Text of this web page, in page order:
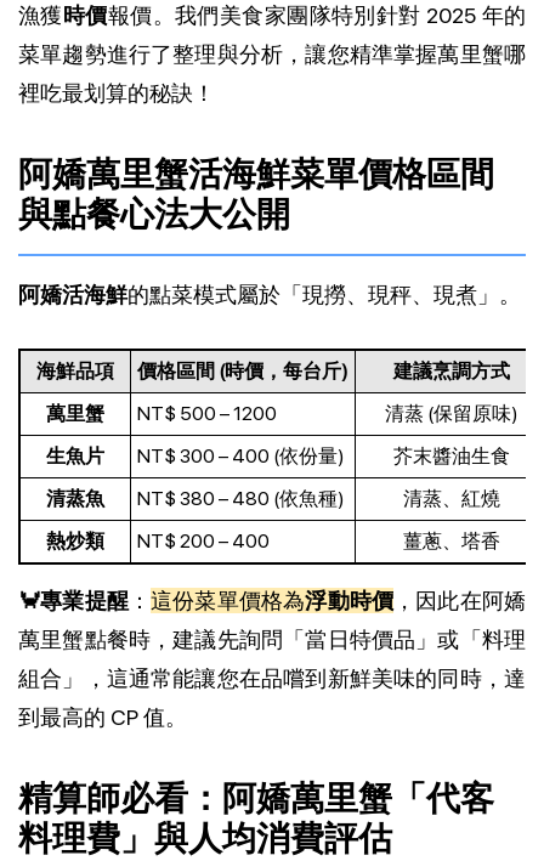
漁獲時價報價。我們美食家團隊特別針對 2025 年的
菜單趨勢進行了整理與分析，讓您精準掌握萬里蟹哪
裡吃最划算的秘訣！
阿嬌萬里蟹活海鮮菜單價格區間
與點餐心法大公開
阿嬌活海鮮的點菜模式屬於「現撈、現秤、現煮」。
海鮮品項 價格區間 (時價，每台斤)
建議烹調方式
萬里蟹
NT$ 500 – 1200
清蒸 (保留原味)
生魚片
NT$ 300 – 400 (依份量)
芥末醬油生食
清蒸魚
NT$ 380 – 480 (依魚種)
清蒸、紅燒
熱炒類
NT$ 200 – 400 薑蔥、塔香
🦀專業提醒：這份菜單價格為浮動時價 ，因此在阿嬌
萬里蟹點餐時，建議先詢問「當日特價品」或「料理
組合」，這通常能讓您在品嚐到新鮮美味的同時，達
到最高的 CP 值。
精算師必看：阿嬌萬里蟹「代客
料理費」與人均消費評估